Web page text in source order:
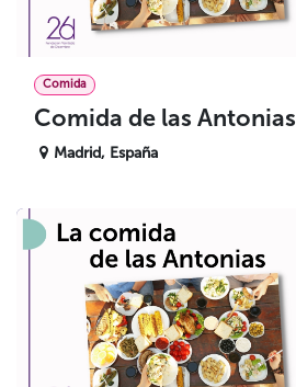
Comida
Comida de las Antonias
Madrid, España